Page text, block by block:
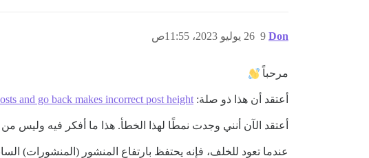
Don 26 يوليو 2023، 11:55ص 9
مرحباً
أعتقد أن هذا ذو صلة: and go back makes incorrect post height
أعتقد الآن أنني وجدت نمطًا لهذا الخطأ. هذا ما أفكر فيه وليس
عندما تعود للخلف، فإنه يحتفظ بارتفاع المنشور (المنشورات)